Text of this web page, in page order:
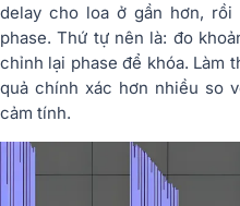
delay cho loa ở gần hơn,
phase. Thứ tự nên là: đo
chỉnh lại phase để khóa. Làm
quả chính xác hơn nhiều so
cảm tính.